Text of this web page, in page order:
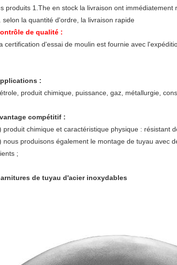
produits 1.The en stock la livraison ont immédiatement
selon la quantité d'ordre, la livraison rapide
de qualité :
certification d'essai de moulin est fournie avec
:
produit chimique, puissance, gaz, métallurgie,
compétitif :
produit chimique et caractéristique physique : résistant
nous produisons également le montage de tuyau avec
;
de tuyau d'acier inoxydables